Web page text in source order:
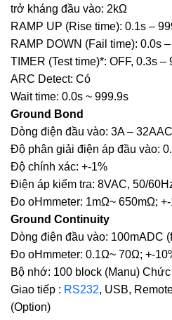
trở kháng đầu vào: 2kΩ
RAMP UP (Rise time): 0.1s –
RAMP DOWN (Fail time): 0.0s
TIMER (Test time)*: OFF, 0.3s –
ARC Detect: Có
Wait time: 0.0s ~ 999.9s
Ground Bond
Dòng điện đầu vào: 3A – 32AAC
Độ phân giải điện áp đầu vào:
Độ chính xác: +-1%
Điện áp kiểm tra: 8VAC, 50/
Đo oHmmeter: 1mΩ~ 650mΩ;
Ground Continuity
Dòng điện đầu vào: 100mADC
Đo oHmmeter: 0.1Ω~ 70Ω; +-
Bộ nhớ: 100 block (Manu)
Giao tiếp : RS232, USB,
(Option)